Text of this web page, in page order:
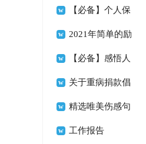
【必备】个人保
证书三篇
2021年简单的励
志座右铭锦集67句
【必备】感悟人
生的格言合集60句
关于重病捐款倡
议书集锦6篇
精选唯美伤感句
子45条工作报告